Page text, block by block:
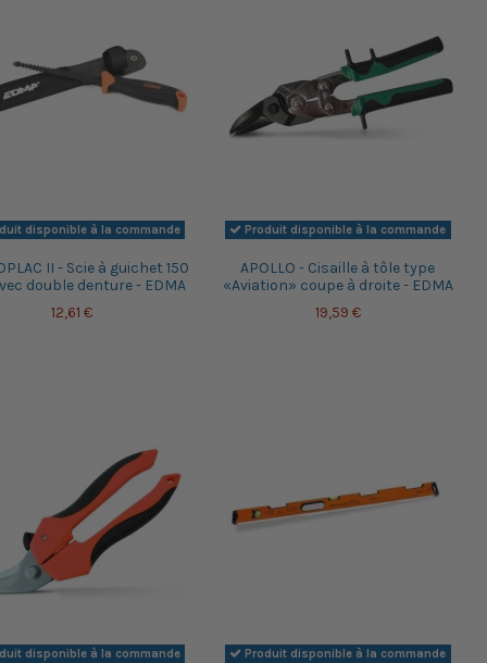
disponible à la commande
II - Scie à guichet 150
double denture - EDMA
12,61 €
Produit disponible à la commande
APOLLO - Cisaille à tôle type
«Aviation» coupe à droite - EDMA
19,59 €
disponible à la commande Produit disponible à la commande